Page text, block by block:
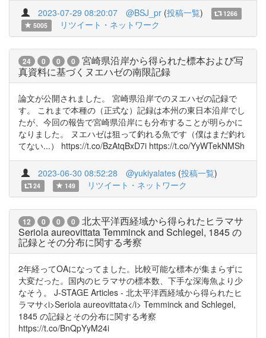
2023-07-29 08:20:07 @BSJ_pr (投稿一覧)
1266
5005
リツイート・ネットワーク
24 0 0 0
宮崎県沿岸から得られた標本および写
真資料に基づくヌエハゼの南限記録
論文が公開されました。 宮崎県沿岸でのヌエハゼの記録で
す。 これまで本種の（正式な）記録は本州の東日本沿岸でし
たが、今回の報告で宮崎県沿岸にも分布することが明らかに
なりました。 ヌエハゼは狙って釣れる魚です（僕はまだ釣れ
てない...） https://t.co/BzAtqBxD7i https://t.co/YyWTekNMSh
2023-06-30 08:52:28 @yukiyalates (投稿一覧)
24 149 リツイート・ネットワーク
12 0 0 0
北太平洋西経域から得られたヒラマサ
Seriola aureovittata Temminck and Schlegel, 1845 の
記録とその分布に関する考察
2年経ってOAになってました。比較可能な標本が集まらずに
大変だった。国内のヒラマサの標本数、下手な深海魚より少
なそう。 J-STAGE Articles - 北太平洋西経域から得られたヒ
ラマサ<i>Seriola aureovittata</i> Temminck and Schlegel,
1845 の記録とその分布に関する考察
https://t.co/BnQpYyM24i